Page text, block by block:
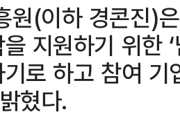
원(이하 경콘진)
지원하기 위한
로 하고 참여
혔다.